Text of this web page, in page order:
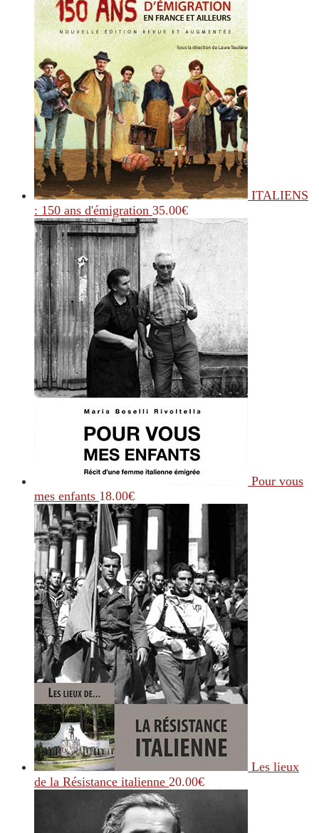
ITALIENS
: 150 ans d'émigration 35.00€
Pour vous
mes enfants 18.00€
Les lieux
de la Résistance italienne 20.00€